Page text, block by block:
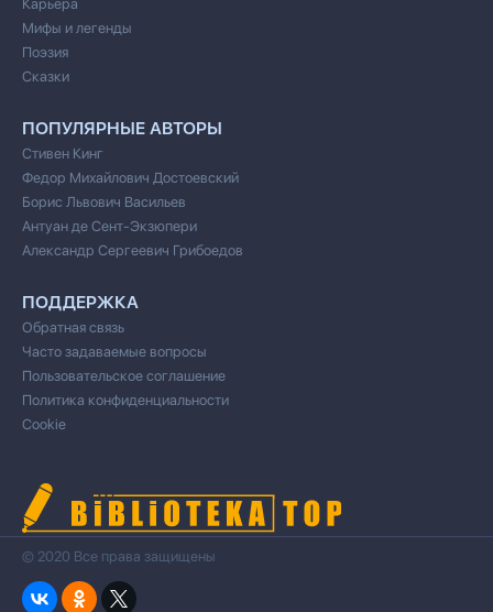
Карьера
Мифы и легенды
Поэзия
Сказки
ПОПУЛЯРНЫЕ АВТОРЫ
Стивен Кинг
Федор Михайлович Достоевский
Борис Львович Васильев
Антуан де Сент-Экзюпери
Александр Сергеевич Грибоедов
ПОДДЕРЖКА
Обратная связь
Часто задаваемые вопросы
Пользовательское соглашение
Политика конфиденциальности
Cookie
© 2020 Все права защищены